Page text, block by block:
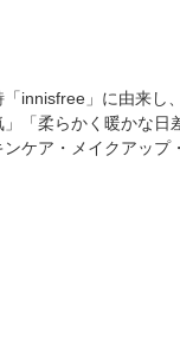
innisfree」に由来
「柔らかく暖かな
ケア・メイクアッ